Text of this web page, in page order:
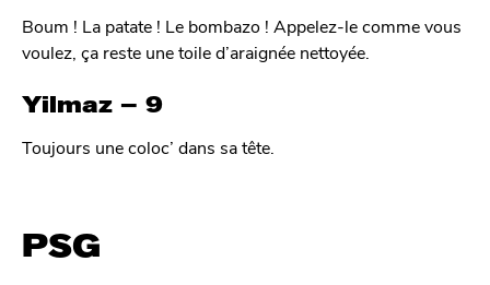
Boum ! La patate ! Le bombazo ! Appelez-le comme vous
voulez, ça reste une toile d’araignée nettoyée.
Yilmaz – 9
Toujours une coloc’ dans sa tête.
PSG